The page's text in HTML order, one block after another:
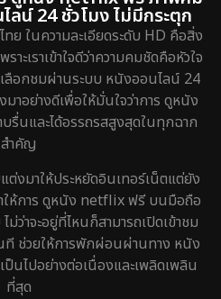
ลน์ 24 ชั่วโมง ไม่มีกระตุก
ในความละเอียดระดับ HD คือสิ่ง
ะเราเข้าใจดีว่าความคมชัดคือหัวใจ
อกชมผ่านระบบ หนังออนไลน์ 24
าอย่างดีเพื่อให้มั่นใจว่าการ ดูหนัง
รื่นและได้อรรถรสสูงสุดในทุกฉาก
สำคัญ
งมาให้ประหยัดอินเทอร์เน็ตแต่ยัง
ให้การ ดูหนัง netflix ฟรี บนมือถือ
ม่ว่าจะอยู่ที่ไหนก็สามารถเปิดเข้าชม
ช่วยให้การพักผ่อนผ่านทาง หนัง
นไปอย่างต่อเนื่องและเพลิดเพลิน
ที่สุด